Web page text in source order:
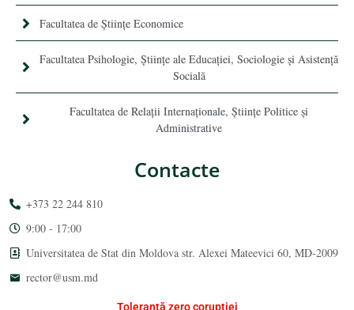
Facultatea de Științe Economice
Facultatea Psihologie, Ştiinţe ale Educaţiei, Sociologie și Asistență
Socială
Facultatea de Relaţii Internaţionale, Ştiinţe Politice şi
Administrative
Contacte
+373 22 244 810
9:00 - 17:00
Universitatea de Stat din Moldova str. Alexei Mateevici 60, MD-2009
rector@usm.md
Toleranță zero corupției